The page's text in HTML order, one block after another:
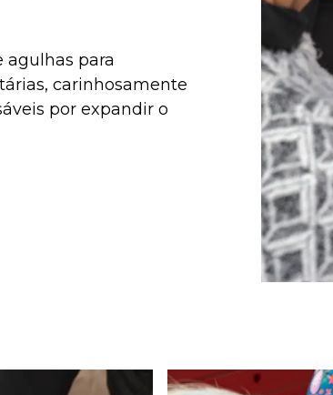
agulhas para
carinhosamente
por expandir o